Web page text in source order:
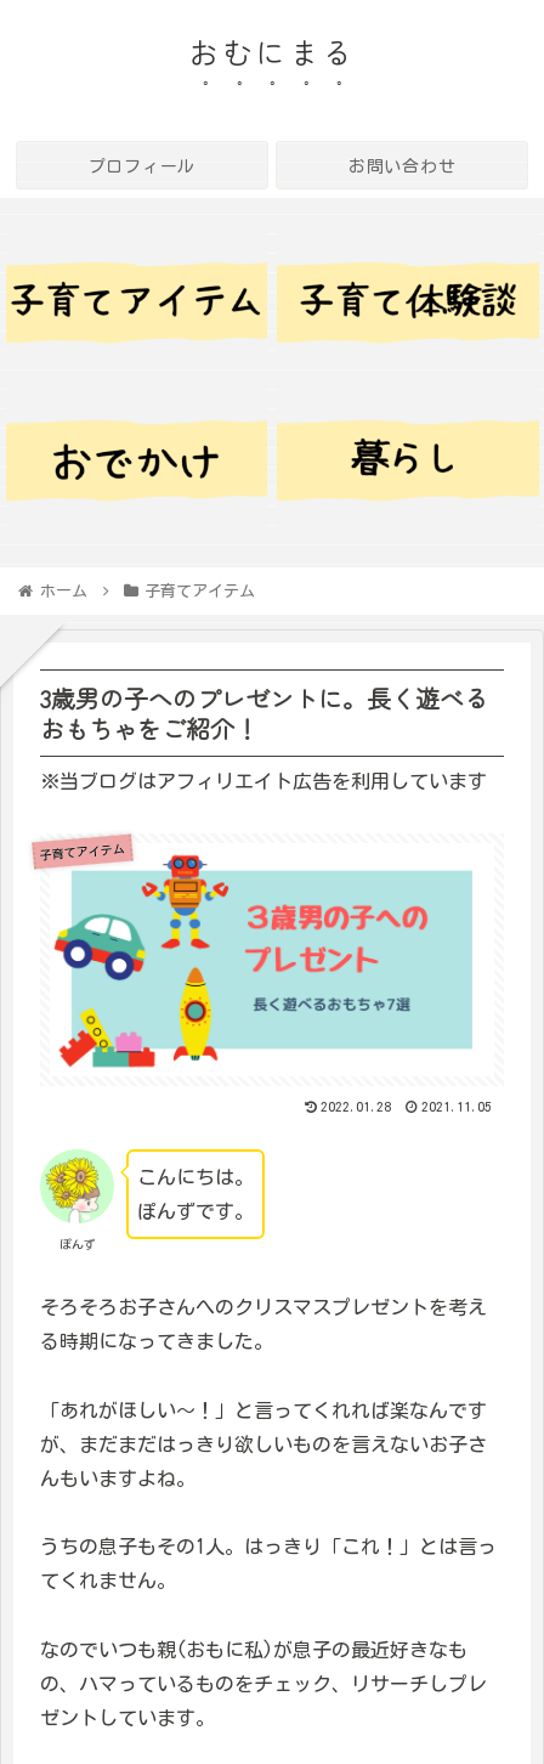
おむにまる
プロフィール お問い合わせ
ホーム 子育てアイテム
3歳男の子へのプレゼントに。長く遊べる
おもちゃをご紹介！
※当ブログはアフィリエイト広告を利用しています
子育てアイテム
2022.01.28 2021.11.05
ぽんず
こんにちは。
ぽんずです。
そろそろお子さんへのクリスマスプレゼントを考え
る時期になってきました。
「あれがほしい〜！」と言ってくれれば楽なんです
が、まだまだはっきり欲しいものを言えないお子さ
んもいますよね。
うちの息子もその1人。はっきり「これ！」とは言っ
てくれません。
なのでいつも親(おもに私)が息子の最近好きなも
の、ハマっているものをチェック、リサーチしプレ
ゼントしています。